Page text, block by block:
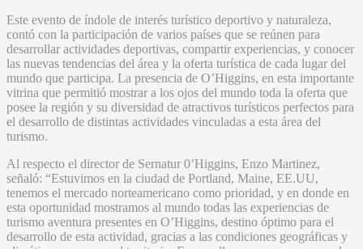
Este evento de índole de interés turístico deportivo y naturaleza,
contó con la participación de varios países que se reúnen para
desarrollar actividades deportivas, compartir experiencias, y conocer
las nuevas tendencias del área y la oferta turística de cada lugar del
mundo que participa. La presencia de O’Higgins, en esta importante
vitrina que permitió mostrar a los ojos del mundo toda la oferta que
posee la región y su diversidad de atractivos turísticos perfectos para
el desarrollo de distintas actividades vinculadas a esta área del
turismo.
Al respecto el director de Sernatur 0’Higgins, Enzo Martinez,
señaló: “Estuvimos en la ciudad de Portland, Maine, EE.UU,
tenemos el mercado norteamericano como prioridad, y en donde en
esta oportunidad mostramos al mundo todas las experiencias de
turismo aventura presentes en O’Higgins, destino óptimo para el
desarrollo de esta actividad, gracias a las condiciones geográficas y